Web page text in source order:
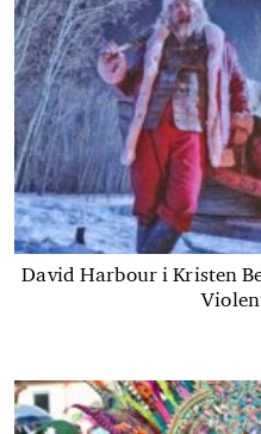
David Harbour i Kristen